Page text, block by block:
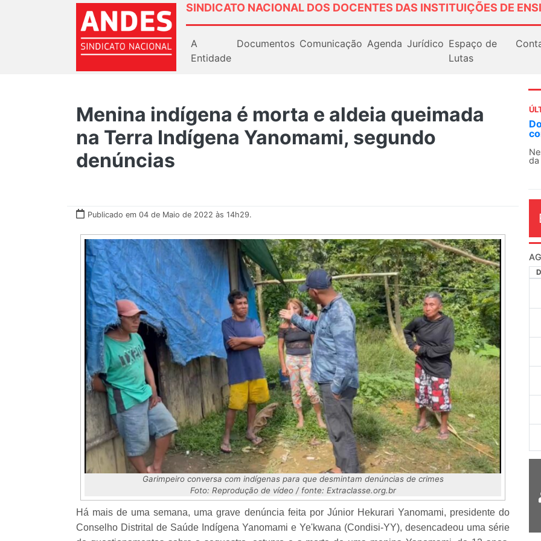
SINDICATO NACIONAL DOS DOCENTES DAS INSTITUIÇÕES DE
A
Entidade
Documentos Comunicação Agenda Jurídico Espaço de
Lutas
Menina indígena é morta e aldeia queimada
na Terra Indígena Yanomami, segundo
denúncias
Publicado em 04 de Maio de 2022 às 14h29.
Garimpeiro conversa com indígenas para que desmintam denúncias de crimes
Foto: Reprodução de vídeo / fonte: Extraclasse.org.br
Há mais de uma semana, uma grave denúncia feita por Júnior Hekurari Yanomami, presidente do
Conselho Distrital de Saúde Indígena Yanomami e Ye'kwana (Condisi-YY), desencadeou uma série
O